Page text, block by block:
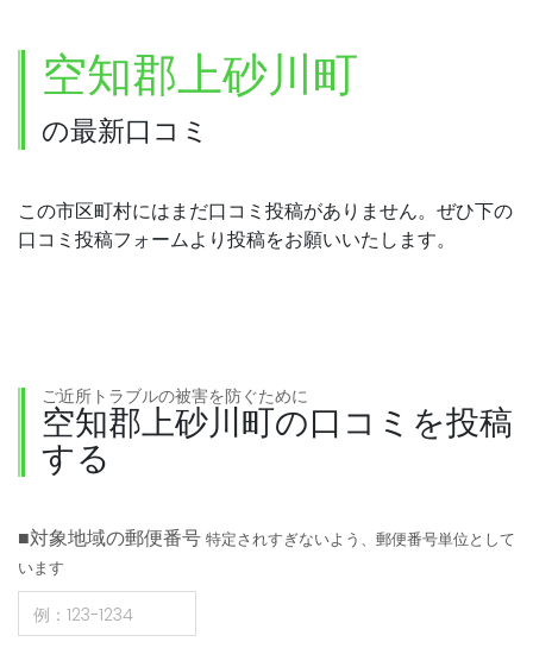
空知郡上砂川町
の最新口コミ
この市区町村にはまだ口コミ投稿がありません。ぜひ下の
口コミ投稿フォームより投稿をお願いいたします。
ご近所トラブルの被害を防ぐために
空知郡上砂川町の口コミを投稿
する
■対象地域の郵便番号 特定されすぎないよう、郵便番号単位として
います